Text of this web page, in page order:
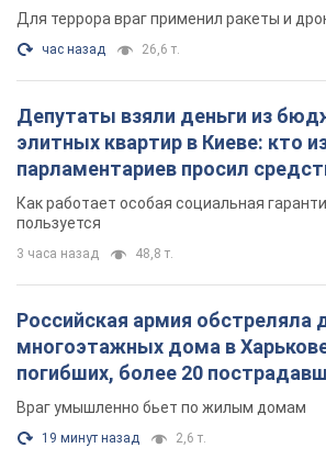
Для террора враг применил ракеты и
час назад 26,6 т.
Депутаты взяли деньги из
элитных квартир в Киеве: кто
парламентариев просил
поселился
Как работает особая социальная
пользуется
3 часа назад 48,8 т.
Российская армия обстреляла
многоэтажных дома в
погибших, более 20
Враг умышленно бьет по жилым домам
19 минут назад 2,6 т.